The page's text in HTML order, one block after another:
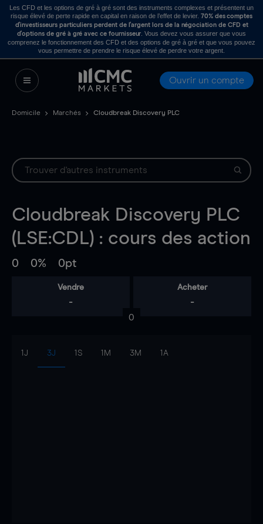
Les CFD et les options de gré à gré sont des instruments complexes et présentent un
risque élevé de perte rapide en capital en raison de l’effet de levier. 70% des comptes
d’investisseurs particuliers perdent de l’argent lors de la négociation de CFD et
d’options de gré à gré avec ce fournisseur . Vous devez vous assurer que vous
comprenez le fonctionnement des CFD et des options de gré à gré et que vous pouvez
vous permettre de prendre le risque élevé de perdre votre argent.
Ouvrir un compte
Domicile Marchés Cloudbreak Discovery PLC
Cloudbreak Discovery PLC
(LSE:CDL) : cours des action
0 0% 0pt
Vendre
-
Acheter
-
0
1J 3J 1S 1M 3M 1A